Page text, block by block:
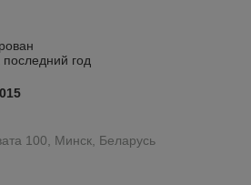
год
100, Минск, Беларусь